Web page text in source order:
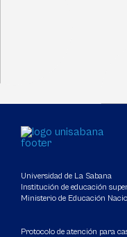
Universidad de La Sabana
Institución de educación
Ministerio de Educación
Protocolo de atención para